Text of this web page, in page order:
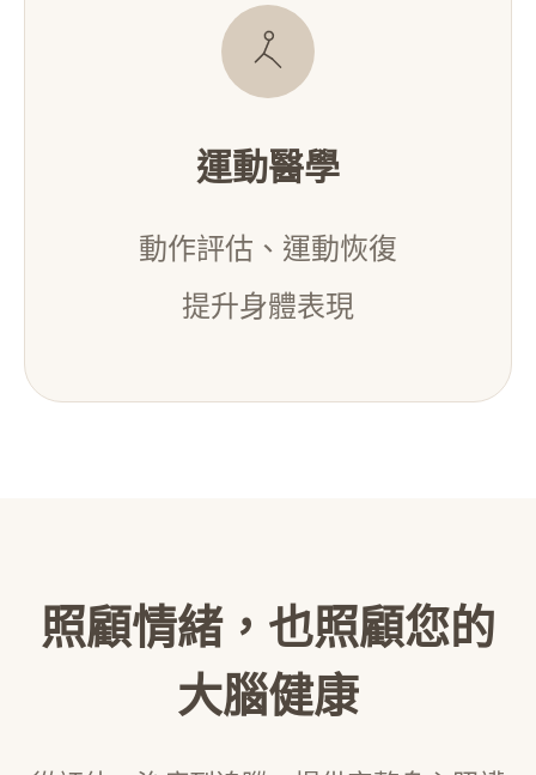
運動醫學
動作評估、運動恢復
提升身體表現
照顧情緒，也照顧您的
大腦健康